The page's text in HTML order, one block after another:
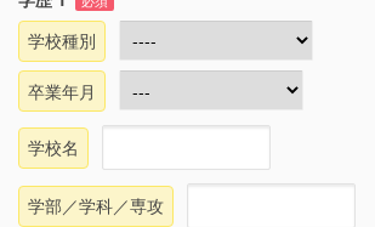
学校種別
卒業年月
学校名
学部／学科／専攻